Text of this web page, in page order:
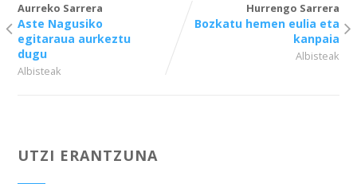
Aurreko Sarrera
Aste Nagusiko
egitaraua aurkeztu
dugu
Albisteak
Hurrengo Sarrera
Bozkatu hemen eulia eta
kanpaia
Albisteak
UTZI ERANTZUNA